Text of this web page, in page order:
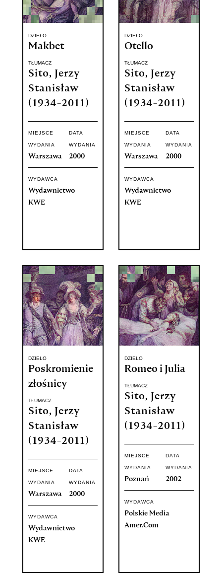
DZIEŁO
Makbet
TŁUMACZ
Sito, Jerzy
Stanisław
(1934-2011)
MIEJSCE
WYDANIA
Warszawa
DATA
WYDANIA
2000
WYDAWCA
Wydawnictwo
KWE
DZIEŁO
Otello
TŁUMACZ
Sito, Jerzy
Stanisław
(1934-2011)
MIEJSCE
WYDANIA
Warszawa
DATA
WYDANIA
2000
WYDAWCA
Wydawnictwo
KWE
DZIEŁO
Poskromienie
złośnicy
TŁUMACZ
Sito, Jerzy
Stanisław
(1934-2011)
MIEJSCE
WYDANIA
Warszawa
DATA
WYDANIA
2000
WYDAWCA
Wydawnictwo
KWE
DZIEŁO
Romeo i Julia
TŁUMACZ
Sito, Jerzy
Stanisław
(1934-2011)
MIEJSCE
WYDANIA
Poznań
DATA
WYDANIA
2002
WYDAWCA
Polskie Media
Amer.Com